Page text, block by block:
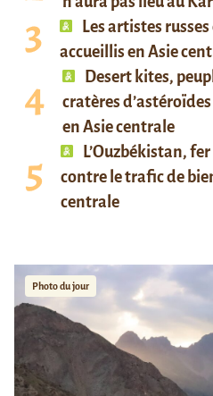
Les artistes
accueillis en Asie
Desert kites,
cratères
en Asie centrale
L’Ouzbékistan,
contre le trafic de
centrale
Photo du jour